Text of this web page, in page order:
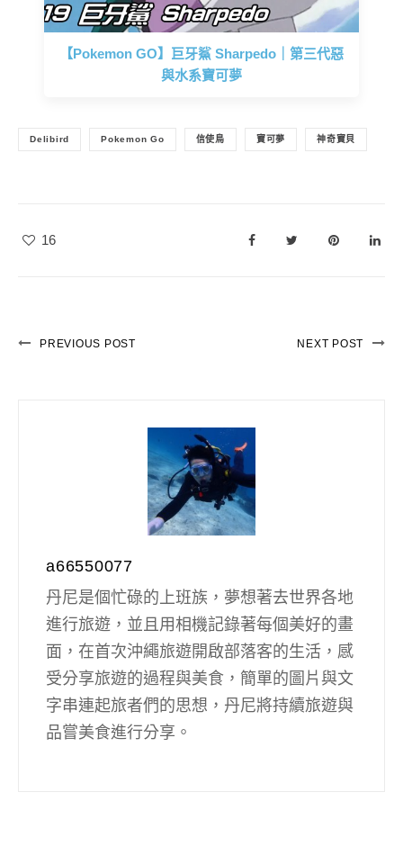
【Pokemon GO】巨牙鯊 Sharpedo｜第三代惡
與水系寶可夢
Delibird Pokemon Go 信使鳥 寶可夢 神奇寶貝
16
PREVIOUS POST NEXT POST
a66550077
丹尼是個忙碌的上班族，夢想著去世界各地
進行旅遊，並且用相機記錄著每個美好的畫
面，在首次沖繩旅遊開啟部落客的生活，感
受分享旅遊的過程與美食，簡單的圖片與文
字串連起旅者們的思想，丹尼將持續旅遊與
品嘗美食進行分享。